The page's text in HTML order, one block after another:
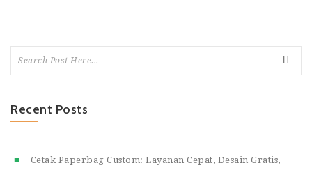
Recent Posts
Cetak Paperbag Custom: Layanan Cepat, Desain Gratis,